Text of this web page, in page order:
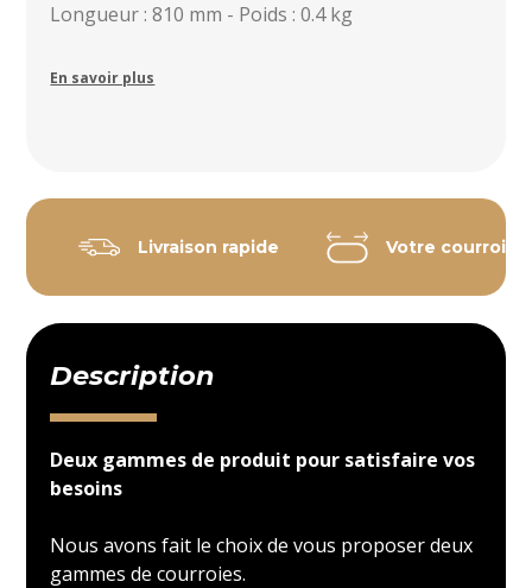
Longueur : 810 mm - Poids : 0.4 kg
En savoir plus
Livraison rapide Votre courroie
Description
Deux gammes de produit pour satisfaire vos
besoins
Nous avons fait le choix de vous proposer deux
gammes de courroies.